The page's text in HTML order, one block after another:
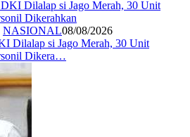
NASIONAL08/08/2026
Dilalap si Jago Merah, 30 Unit
Dikera…